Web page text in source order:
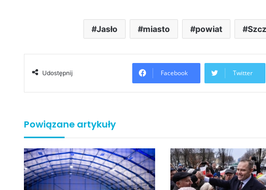
Jasło miasto powiat
Udostępnij Facebook Twitter
Powiązane artykuły